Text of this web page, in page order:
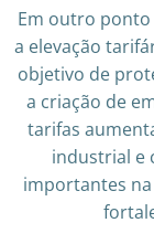
Em outro
a elevação
objetivo de
a criação de
tarifas
industrial e
importantes